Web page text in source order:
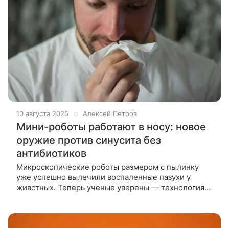
10 августа 2025 Алексей Петров
Мини-роботы работают в носу: новое
оружие против синусита без
антибиотиков
Микроскопические роботы размером с пылинку
уже успешно вылечили воспаленные пазухи у
животных. Теперь ученые уверены — технология